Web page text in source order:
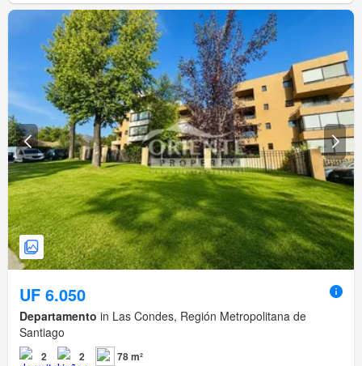
UF 6.050
Departamento in Las Condes, Región Metropolitana de
Santiago
2 2 78 m²